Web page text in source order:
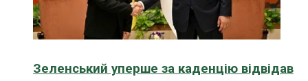
Зеленський уперше за каденцію відвідав